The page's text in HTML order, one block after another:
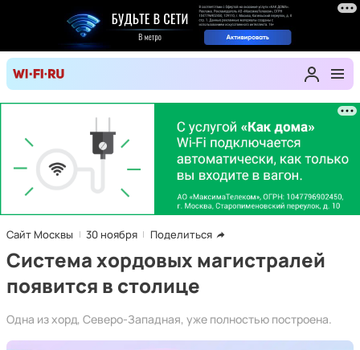
Сайт Москвы 30 ноября Поделиться
Система хордовых магистралей
появится в столице
Одна из хорд, Северо-Западная, уже полностью построена.